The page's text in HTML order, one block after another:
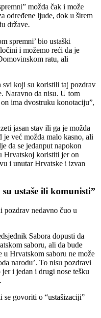
možda čak i može
određene ljude, dok u širem
države.
spremni’ bio ustaški
i možemo reći da je
ratu, ali
svi koji su koristili taj pozdrav
Naravno da nisu. U tom
ima dvostruku konotaciju”,
jasan stav ili ga je možda
je već možda malo kasno, ali
da se jedanput napokon
Hrvatskoj koristiti jer on
i unutar Hrvatske i izvan
ustaše ili komunisti”
pozdrav nedavno čuo u
Sabora dopusti da
saboru, ali da bude
u Hrvatskom saboru ne može
narodu’. To nisu pozdravi
i jedan i drugi nose tešku
se govoriti o “ustašizaciji”